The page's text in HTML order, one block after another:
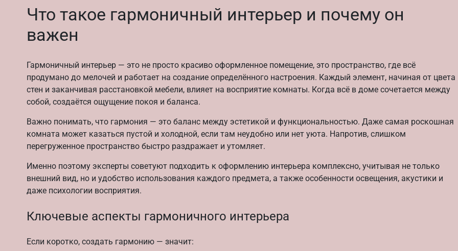
Что такое гармоничный интерьер и почему он
важен
Гармоничный интерьер — это не просто красиво оформленное помещение, это пространство, где всё
продумано до мелочей и работает на создание определённого настроения. Каждый элемент, начиная от цвета
стен и заканчивая расстановкой мебели, влияет на восприятие комнаты. Когда всё в доме сочетается между
собой, создаётся ощущение покоя и баланса.
Важно понимать, что гармония — это баланс между эстетикой и функциональностью. Даже самая роскошная
комната может казаться пустой и холодной, если там неудобно или нет уюта. Напротив, слишком
перегруженное пространство быстро раздражает и утомляет.
Именно поэтому эксперты советуют подходить к оформлению интерьера комплексно, учитывая не только
внешний вид, но и удобство использования каждого предмета, а также особенности освещения, акустики и
даже психологии восприятия.
Ключевые аспекты гармоничного интерьера
Если коротко, создать гармонию — значит: